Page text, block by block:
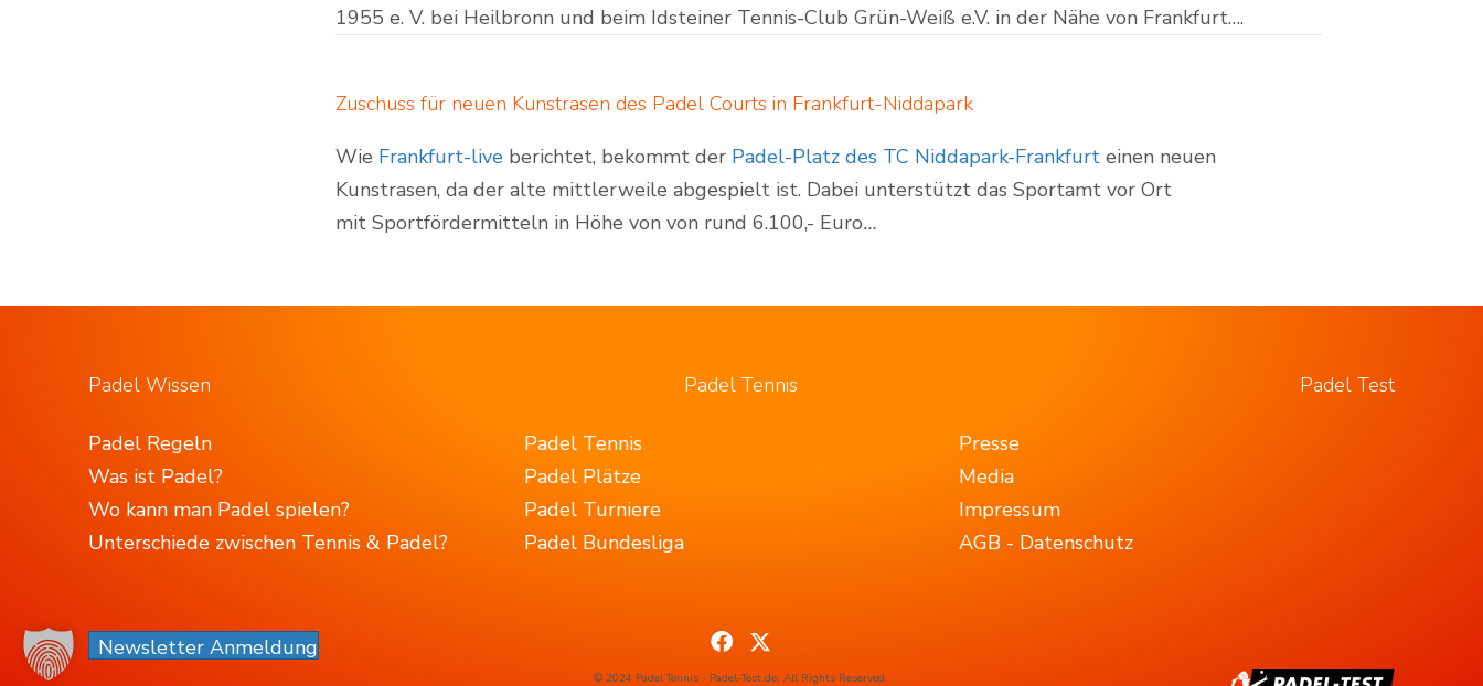
1955 e. V. bei Heilbronn und beim Idsteiner Tennis-Club Grün-Weiß e.V. in der Nähe von Frankfurt….
Zuschuss für neuen Kunstrasen des Padel Courts in Frankfurt-Niddapark
Wie Frankfurt-live berichtet, bekommt der Padel-Platz des TC Niddapark-Frankfurt einen neuen
Kunstrasen, da der alte mittlerweile abgespielt ist. Dabei unterstützt das Sportamt vor Ort
mit Sportfördermitteln in Höhe von von rund 6.100,- Euro…
Padel Wissen
Padel Regeln
Was ist Padel?
Wo kann man Padel spielen?
Unterschiede zwischen Tennis & Padel?
Padel Tennis
Padel Tennis
Padel Plätze
Padel Turniere
Padel Bundesliga
Padel Test
Presse
Media
Impressum
AGB - Datenschutz
Newsletter Anmeldung
© 2024 Padel Tennis - Padel-Test.de. All Rights Reserved.